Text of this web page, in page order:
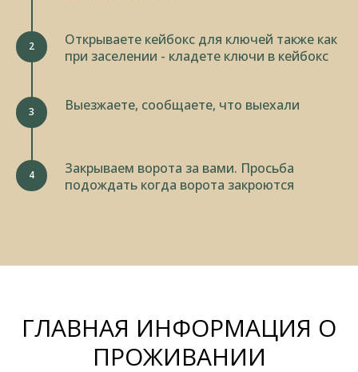
Открываете кейбокс для ключей также как
при заселении - кладете ключи в кейбокс
Выезжаете, сообщаете, что выехали
Закрываем ворота за вами. Просьба
подождать когда ворота закроются
ГЛАВНАЯ ИНФОРМАЦИЯ О
ПРОЖИВАНИИ